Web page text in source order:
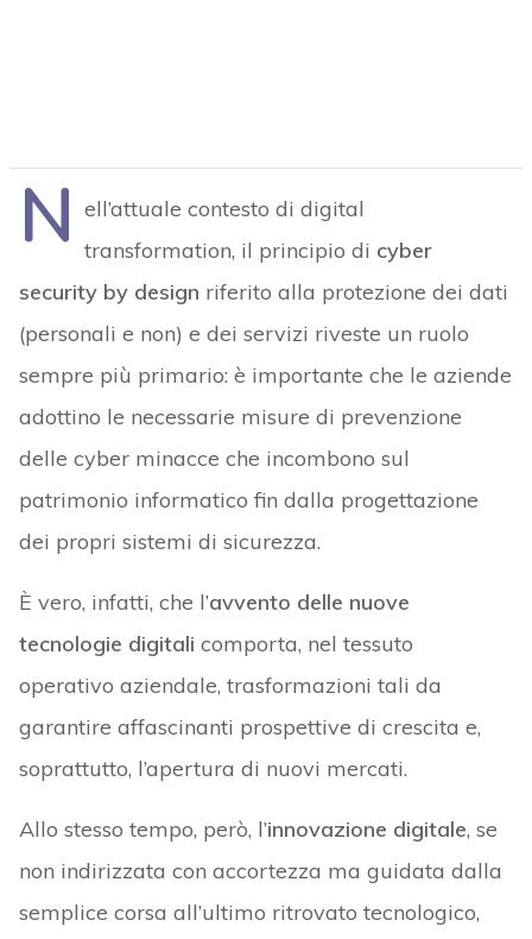
N ell’attuale contesto di digital
transformation, il principio di cyber
security by design riferito alla protezione dei dati
(personali e non) e dei servizi riveste un ruolo
sempre più primario: è importante che le aziende
adottino le necessarie misure di prevenzione
delle cyber minacce che incombono sul
patrimonio informatico fin dalla progettazione
dei propri sistemi di sicurezza.
È vero, infatti, che l’avvento delle nuove
tecnologie digitali comporta, nel tessuto
operativo aziendale, trasformazioni tali da
garantire affascinanti prospettive di crescita e,
soprattutto, l’apertura di nuovi mercati.
Allo stesso tempo, però, l’innovazione digitale, se
non indirizzata con accortezza ma guidata dalla
semplice corsa all’ultimo ritrovato tecnologico,